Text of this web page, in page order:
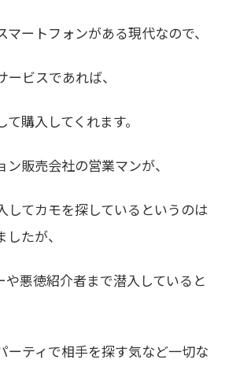
ートフォンがある現代なので、
ビスであれば、
購入してくれます。
販売会社の営業マンが、
してカモを探しているというのは
たが、
や悪徳紹介者まで潜入していると
ーティで相手を探す気など一切な